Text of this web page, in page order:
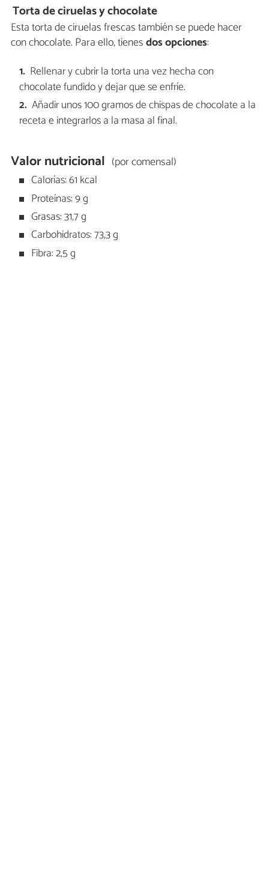
Torta de ciruelas y chocolate
Esta torta de ciruelas frescas también se puede hacer
con chocolate. Para ello, tienesdos opciones:
Rellenar y cubrir la torta una vez hecha con
chocolate fundido y dejar que se enfríe.
Añadir unos 100 gramos de chispas de chocolate a la
receta e integrarlos a la masa al final.
Valor nutricional (por comensal)
Calorías: 61 kcal
Proteínas: 9 g
Grasas: 31,7 g
Carbohidratos: 73,3 g
Fibra: 2,5 g